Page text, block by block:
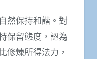
然保持和諧。對
保留態度，認為
修煉所得法力，